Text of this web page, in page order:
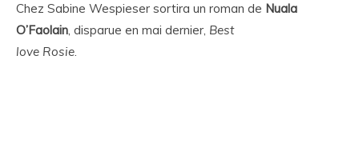
Chez Sabine Wespieser sortira un roman de Nuala
O’Faolain, disparue en mai dernier, Best
love Rosie.